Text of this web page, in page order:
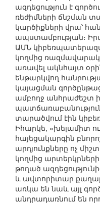
ազդեցություն է
ռեժիմների ճնշման
կարծիքների վրա՝
ապստամբության։
ԱՄՆ
կողմից
առավել ակնհայտ
ենթարկվող
կայացման
ամբողջ անհրաժեշտ
տարածվում էին
Իհարկե, «խելամիտ
հայեցակարգին
արդյունքները ոչ
կողմից
թողած
և ավտորիտար
առկա են նաև այլ
անդրադառնում են